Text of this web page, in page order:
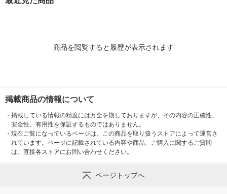
商品を閲覧すると履歴が表示されます
掲載商品の情報について
・ 掲載している情報の精度には万全を期しておりますが、その内容の正確性、
安全性、有用性を保証するものではありません。
・ 現在ご覧になっているページは、この商品を取り扱うストアによって運営さ
れています。ページに記載されている内容や商品、ご購入に関するご質問
は、直接各ストアにお問い合わせください。
ページトップへ